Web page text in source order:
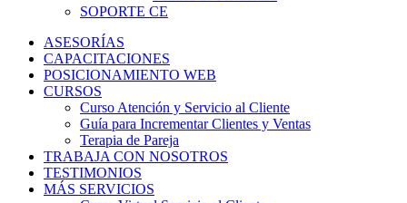
SOPORTE CE
ASESORÍAS
CAPACITACIONES
POSICIONAMIENTO WEB
CURSOS
Curso Atención y Servicio al Cliente
Guía para Incrementar Clientes y Ventas
Terapia de Pareja
TRABAJA CON NOSOTROS
TESTIMONIOS
MÁS SERVICIOS